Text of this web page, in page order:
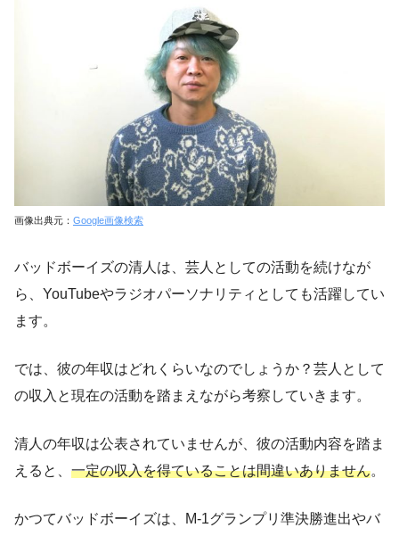
画像出典元： Google画像検索
バッドボーイズの清人は、芸人としての活動を続けなが
ら、YouTubeやラジオパーソナリティとしても活躍してい
ます。
では、彼の年収はどれくらいなのでしょうか？芸人として
の収入と現在の活動を踏まえながら考察していきます。
清人の年収は公表されていませんが、彼の活動内容を踏ま
えると、 一定の収入を得ていることは間違いありません。
かつてバッドボーイズは、M-1グランプリ準決勝進出やバ